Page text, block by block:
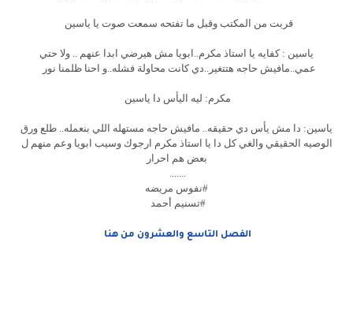
قربت من المكتب وقبل ما تفتحه سمعت صوت يا ياسين
ياسين : كفايه يا استاذ مكرم..ابويا مش هيرضي ابدا عنهم .. ولا حتي
عمي..مافيش حاجه هتتغير..دي كانت محاولة فشله..و احنا ظلمنا نور
مكرم: ليه اليأس دا ياسين
ياسين: دا مش يأس دي حقيقه.. مافيش حاجه مستهله اللي بنعمله.. طلع ورق
الوصيه الحقيقي والغي كل دا يا استاذ مكرم ارجوك وسيب ابويا وعم منهم ل
بعض هم احرار
.......
#نفوس مريضه
#تسنيم أحمد
الفصل التاسع والعشرون من هنا